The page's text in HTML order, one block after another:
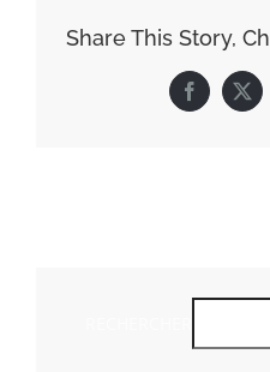
AGENCEShare This Story,
Facebook
X